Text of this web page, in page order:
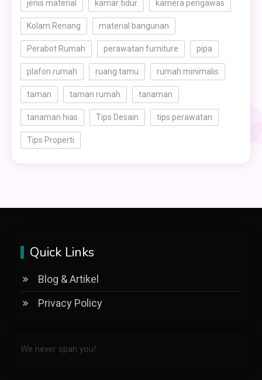
jenis material kamar tidur kamera pengawas
Kolam Renang material bangunan
Perabot Rumah perawatan furniture pipa
plafon rumah ruang tamu rumah minimalis
taman taman rumah tanaman
tanaman hias Tips Desain tips perawatan
Tips Properti
Quick Links
Blog & Artikel
Privacy Policy
We never span you!